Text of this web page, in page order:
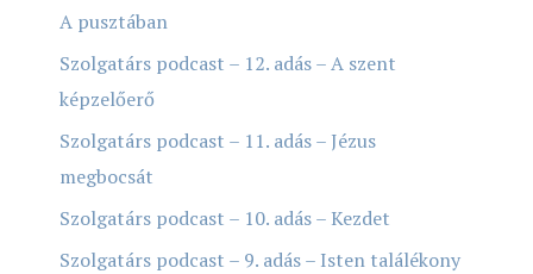
A pusztában
Szolgatárs podcast – 12. adás – A szent
képzelőerő
Szolgatárs podcast – 11. adás – Jézus
megbocsát
Szolgatárs podcast – 10. adás – Kezdet
Szolgatárs podcast – 9. adás – Isten találékony